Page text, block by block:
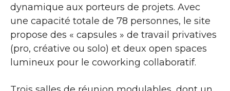
dynamique aux porteurs de projets. Avec
une capacité totale de 78 personnes, le site
propose des « capsules » de travail privatives
(pro, créative ou solo) et deux open spaces
lumineux pour le coworking collaboratif.